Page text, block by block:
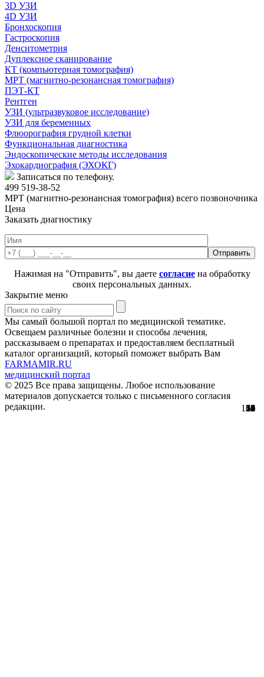
22
3D УЗИ
17
4D УЗИ
2
Бронхоскопия
30
Гастроскопия
5
Денситометрия
11
Дуплексное сканирование
51
КТ (компьютерная томография)
56
МРТ (магнитно-резонансная томография)
0
ПЭТ-КТ
29
Рентген
61
УЗИ (ультразвуковое исследование)
3
УЗИ для беременных
12
Флюорография грудной клетки
12
Функциональная диагностика
8
Эндоскопические методы исследования
154
Эхокардиография (ЭХОКГ)
Записаться по телефону.
499 519-38-52
МРТ (магнитно-резонансная томография) всего позвоночника
Цена
Заказать диагностику
Нажимая на "Отправить", вы даете согласиена обработку
своих персональных данных.
Закрытие меню
Мы самый большой портал по медицинской тематике.
Освещаем различные болезни и способы лечения,
рассказываем о препаратах и предоставляем бесплатный
каталог организаций, который поможет выбрать Вам
FARMAMIR.RU
медицинский портал
© 2025 Все права защищены. Любое использование
материалов допускается только с письменного согласия
редакции.